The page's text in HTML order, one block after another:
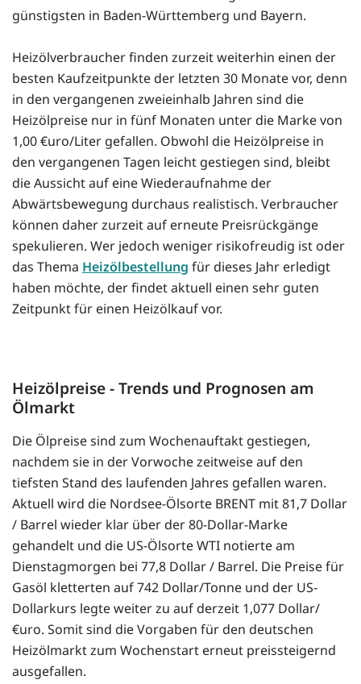
günstigsten in Baden-Württemberg und Bayern.
Heizölverbraucher finden zurzeit weiterhin einen der
besten Kaufzeitpunkte der letzten 30 Monate vor, denn
in den vergangenen zweieinhalb Jahren sind die
Heizölpreise nur in fünf Monaten unter die Marke von
1,00 €uro/Liter gefallen. Obwohl die Heizölpreise in
den vergangenen Tagen leicht gestiegen sind, bleibt
die Aussicht auf eine Wiederaufnahme der
Abwärtsbewegung durchaus realistisch. Verbraucher
können daher zurzeit auf erneute Preisrückgänge
spekulieren. Wer jedoch weniger risikofreudig ist oder
das Thema Heizölbestellung für dieses Jahr erledigt
haben möchte, der findet aktuell einen sehr guten
Zeitpunkt für einen Heizölkauf vor.
Heizölpreise - Trends und Prognosen am
Ölmarkt
Die Ölpreise sind zum Wochenauftakt gestiegen,
nachdem sie in der Vorwoche zeitweise auf den
tiefsten Stand des laufenden Jahres gefallen waren.
Aktuell wird die Nordsee-Ölsorte BRENT mit 81,7 Dollar
/ Barrel wieder klar über der 80-Dollar-Marke
gehandelt und die US-Ölsorte WTI notierte am
Dienstagmorgen bei 77,8 Dollar / Barrel. Die Preise für
Gasöl kletterten auf 742 Dollar/Tonne und der US-
Dollarkurs legte weiter zu auf derzeit 1,077 Dollar/
€uro. Somit sind die Vorgaben für den deutschen
Heizölmarkt zum Wochenstart erneut preissteigernd
ausgefallen.